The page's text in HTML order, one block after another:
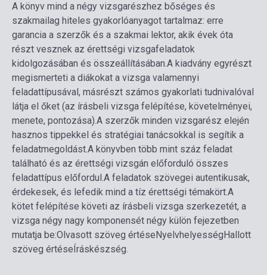
A könyv mind a négy vizsgarészhez bőséges és
szakmailag hiteles gyakorlóanyagot tartalmaz: erre
garancia a szerzők és a szakmai lektor, akik évek óta
részt vesznek az érettségi vizsgafeladatok
kidolgozásában és összeállításában.A kiadvány egyrészt
megismerteti a diákokat a vizsga valamennyi
feladattípusával, másrészt számos gyakorlati tudnivalóval
látja el őket (az írásbeli vizsga felépítése, követelményei,
menete, pontozása).A szerzők minden vizsgarész elején
hasznos tippekkel és stratégiai tanácsokkal is segítik a
feladatmegoldást.A könyvben több mint száz feladat
található és az érettségi vizsgán előforduló összes
feladattípus előfordul.A feladatok szövegei autentikusak,
érdekesek, és lefedik mind a tíz érettségi témakört.A
kötet felépítése követi az írásbeli vizsga szerkezetét, a
vizsga négy nagy komponensét négy külön fejezetben
mutatja be:Olvasott szöveg értése Nyelvhelyesség Hallott
szöveg értése Íráskészség.